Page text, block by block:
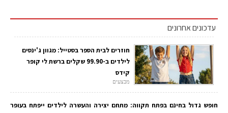
עדכונים אחרונים
חוזרים לבית הספר בסטייל: מגוון ג'ינסים
לילדים ב-99.90 שקלים ברשת לי קופר
קידס
מבצעים
חופש גדול בחינם בפתח תקווה: מתחם יצירה והעשרה לילדים ייפתח בעופר